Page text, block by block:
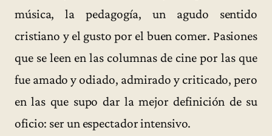
música, la pedagogía, un agudo sentido
cristiano y el gusto por el buen comer. Pasiones
que se leen en las columnas de cine por las que
fue amado y odiado, admirado y criticado, pero
en las que supo dar la mejor definición de su
oficio: ser un espectador intensivo.